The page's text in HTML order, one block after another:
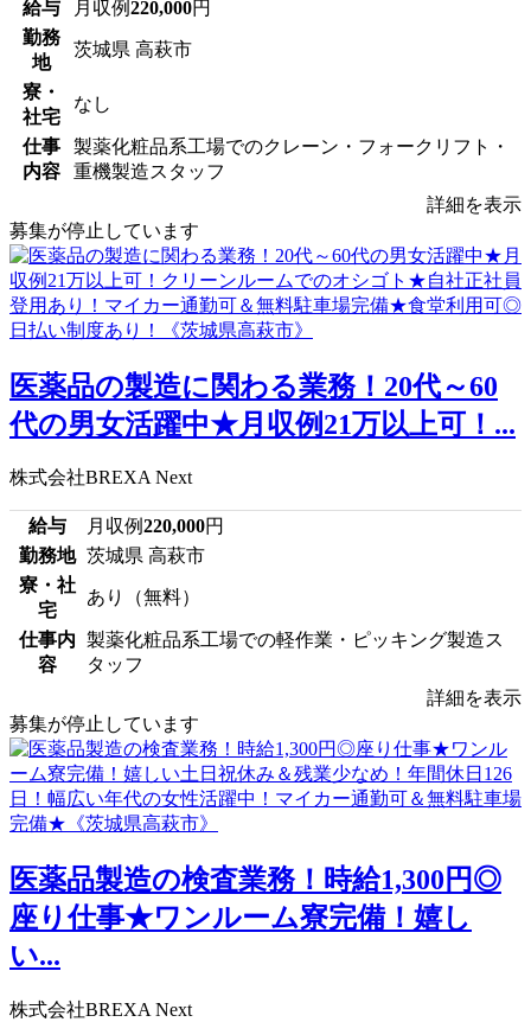
給与 月収例220,000円
勤務
地
茨城県 高萩市
寮・
社宅
なし
仕事
内容
製薬化粧品系工場でのクレーン・フォークリフト・
重機製造スタッフ
詳細を表示
募集が停止しています
医薬品の製造に関わる業務！20代～60
代の男女活躍中★月収例21万以上可！...
株式会社BREXA Next
給与 月収例220,000円
勤務地 茨城県 高萩市
寮・社
宅
あり（無料）
仕事内
容
製薬化粧品系工場での軽作業・ピッキング製造ス
タッフ
詳細を表示
募集が停止しています
医薬品製造の検査業務！時給1,300円◎
座り仕事★ワンルーム寮完備！嬉し
い...
株式会社BREXA Next